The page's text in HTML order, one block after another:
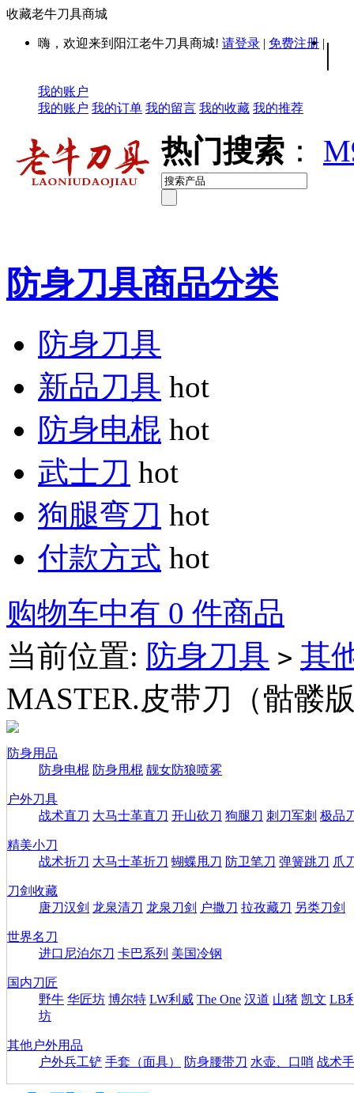
收藏老牛刀具商城
嗨，欢迎来到阳江老牛刀具商城! 请登录 | 免费注册 | |
我的账户
我的账户 我的订单 我的留言 我的收藏 我的推荐
热门搜索 ：
防身刀具商品分类
防身刀具
新品刀具 hot
防身电棍 hot
武士刀 hot
狗腿弯刀 hot
付款方式 hot
购物车中有 0 件商品
当前位置: 防身刀具 > 其
MASTER.皮带刀（骷髅
防身用品
防身电棍 防身甩棍 靓女防狼喷雾
户外刀具
战术直刀 大马士革直刀 开山砍刀 狗腿刀 刺刀军刺 极品
精美小刀
战术折刀 大马士革折刀 蝴蝶甩刀 防卫笔刀 弹簧跳刀 爪
刀剑收藏
唐刀汉剑 龙泉清刀 龙泉刀剑 户撒刀 拉孜藏刀 另类刀剑
世界名刀
进口尼泊尔刀 卡巴系列 美国冷钢
国内刀匠
野牛 华匠坊 博尔特 LW利威 The One 汉道 山猪 凯文 LB
坊
其他户外用品
户外兵工铲 手套（面具） 防身腰带刀 水壶、口哨 战术